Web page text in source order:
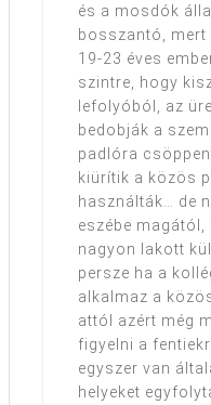
és a mosdók
bosszantó, mert
19-23 éves
szintre, hogy
lefolyóból, az
bedobják a
padlóra
kiürítik a közös
használták… de
eszébe magától,
nagyon lakott
persze ha a
alkalmaz a
attól azért még
figyelni a
egyszer van
helyeket